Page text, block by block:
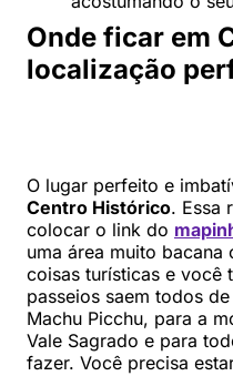
Onde ficar em
localização
O lugar perfeito e
Centro Histórico. Essa
colocar o link do
uma área muito bacana
coisas turísticas e você
passeios saem todos
Machu Picchu, para a
Vale Sagrado e para
fazer. Você precisa